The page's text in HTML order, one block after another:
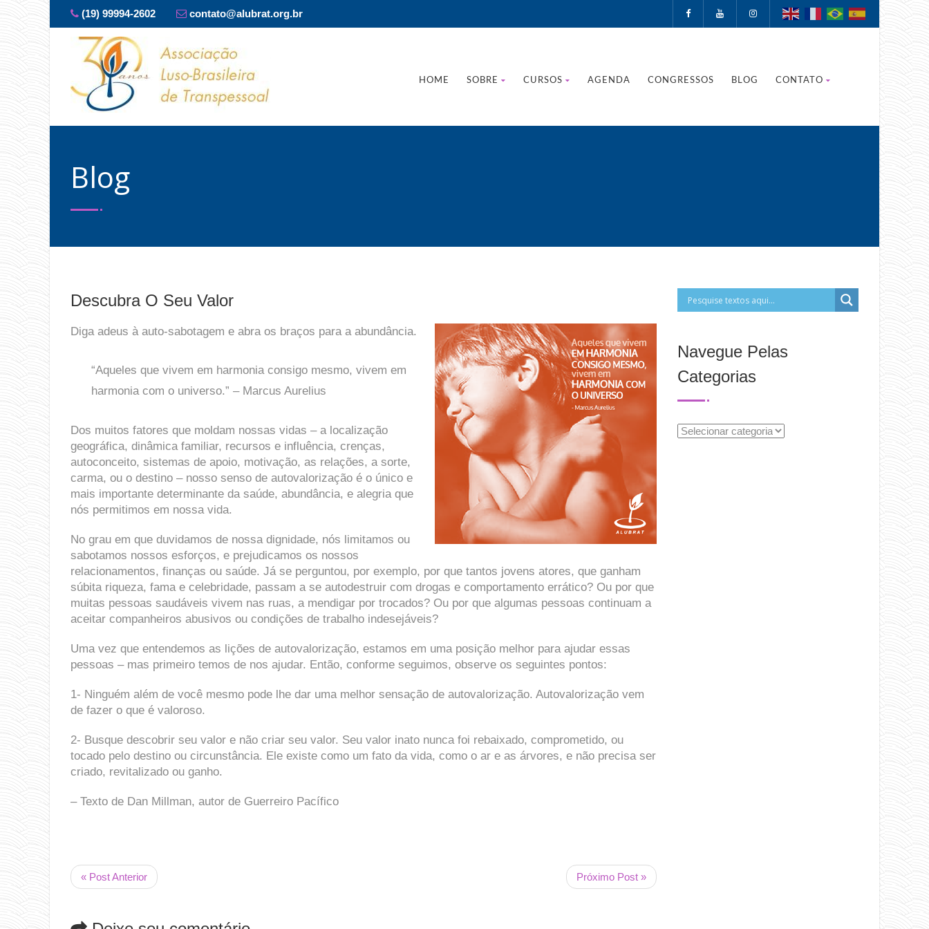
(19) 99994-2602 contato@alubrat.org.br
HOME SOBRE CURSOS AGENDA CONGRESSOS BLOG CONTATO
Blog
Descubra O Seu Valor
Diga adeus à auto-sabotagem e abra os braços para a abundância.
“Aqueles que vivem em harmonia consigo mesmo, vivem em
harmonia com o universo.” – Marcus Aurelius
Dos muitos fatores que moldam nossas vidas – a localização
geográfica, dinâmica familiar, recursos e influência, crenças,
autoconceito, sistemas de apoio, motivação, as relações, a sorte,
carma, ou o destino – nosso senso de autovalorização é o único e
mais importante determinante da saúde, abundância, e alegria que
nós permitimos em nossa vida.
No grau em que duvidamos de nossa dignidade, nós limitamos ou
sabotamos nossos esforços, e prejudicamos os nossos
relacionamentos, finanças ou saúde. Já se perguntou, por exemplo, por que tantos jovens atores, que ganham
súbita riqueza, fama e celebridade, passam a se autodestruir com drogas e comportamento errático? Ou por que
muitas pessoas saudáveis vivem nas ruas, a mendigar por trocados? Ou por que algumas pessoas continuam a
aceitar companheiros abusivos ou condições de trabalho indesejáveis?
Uma vez que entendemos as lições de autovalorização, estamos em uma posição melhor para ajudar essas
pessoas – mas primeiro temos de nos ajudar. Então, conforme seguimos, observe os seguintes pontos:
1- Ninguém além de você mesmo pode lhe dar uma melhor sensação de autovalorização. Autovalorização vem
de fazer o que é valoroso.
2- Busque descobrir seu valor e não criar seu valor. Seu valor inato nunca foi rebaixado, comprometido, ou
tocado pelo destino ou circunstância. Ele existe como um fato da vida, como o ar e as árvores, e não precisa ser
criado, revitalizado ou ganho.
– Texto de Dan Millman, autor de Guerreiro Pacífico
« Post Anterior Próximo Post »
Navegue Pelas
Categorias
Navegue